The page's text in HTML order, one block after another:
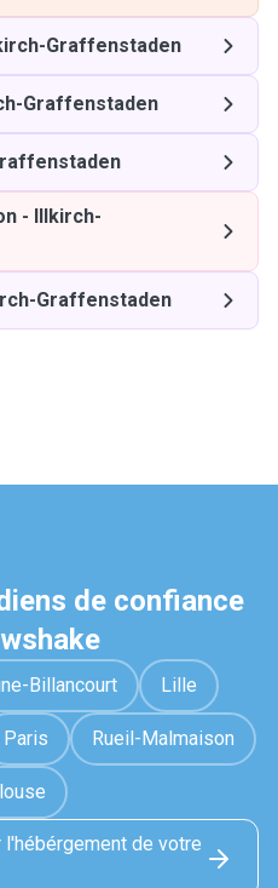
Graffenstaden
Graffenstaden
- Illkirch-
Graffenstaden
de confiance
Billancourt Lille
Paris Rueil-Malmaison
de votre